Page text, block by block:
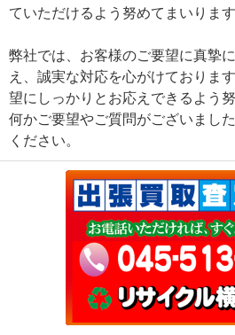
ていただけるよう努めてまいります
弊社では、お客様のご要望に真摯
え、誠実な対応を心がけておりま
望にしっかりとお応えできるよう
何かご要望やご質問がございまし
ください。